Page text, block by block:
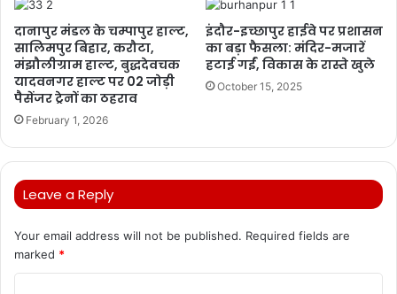
दानापुर मंडल के चम्पापुर हाल्ट,
सालिमपुर बिहार, करौटा,
मंझौलीग्राम हाल्ट, बुद्धदेवचक
यादवनगर हाल्ट पर 02 जोड़ी
पैसेंजर ट्रेनों का ठहराव
February 1, 2026
इंदौर-इच्छापुर हाईवे पर प्रशासन
का बड़ा फैसला: मंदिर-मजारें
हटाई गईं, विकास के रास्ते खुले
October 15, 2025
Leave a Reply
Your email address will not be published. Required fields are
marked *